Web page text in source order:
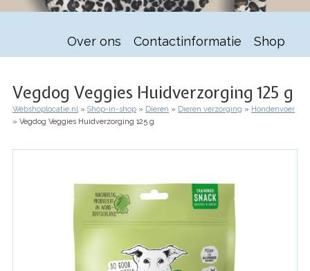
l
Over ons Contactinformatie Shop
Vegdog Veggies Huidverzorging 125 g
Kruimelpad
Webshoplocatie.nl Shop-in-shop Dieren Dieren verzorging
Hondenvoer
Vegdog Veggies Huidverzorging 125 g